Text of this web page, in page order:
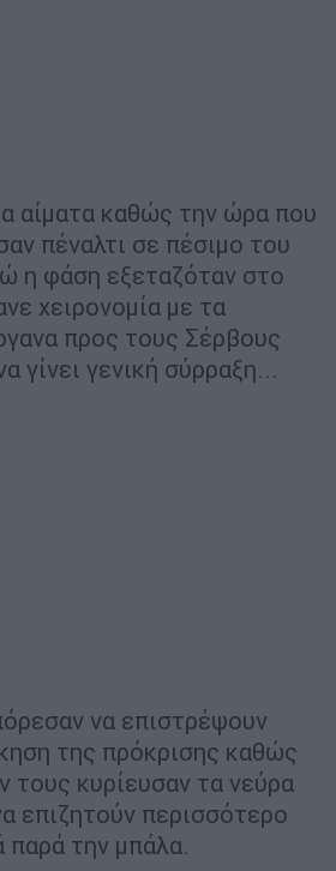
αίματα καθώς την ώρα που
πέναλτι σε πέσιμο του
η φάση εξεταζόταν στο
χειρονομία με τα
προς τους Σέρβους
γίνει γενική σύρραξη...
να επιστρέψουν
της πρόκρισης καθώς
κυρίευσαν τα νεύρα
επιζητούν περισσότερο
την μπάλα.